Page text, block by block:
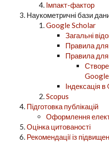
Імпакт-фактор
Наукометричні бази
Google Scholar
Загальні
Правила для
Правила для
Індексація
Scopus
Підготовка публікацій
Оформлення
Оцінка цитованості
Рекомендації із